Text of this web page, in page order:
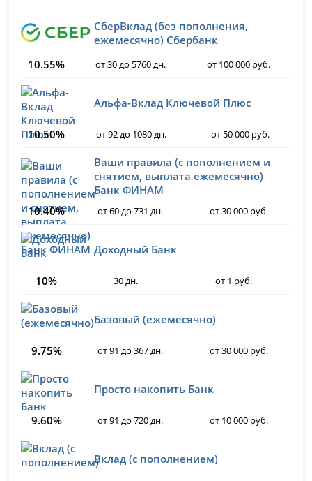
СберВклад (без пополнения,
ежемесячно) Сбербанк
10.55%
от 30 до 5760 дн. от 100 000 руб.
Альфа-Вклад Ключевой Плюс
10.50% от 92 до 1080 дн. от 50 000 руб.
Ваши правила (с пополнением и
снятием, выплата ежемесячно)
Банк ФИНАМ
10.40%
от 60 до 731 дн. от 30 000 руб.
Доходный Банк
10% 30 дн. от 1 руб.
Базовый (ежемесячно)
9.75% от 91 до 367 дн. от 30 000 руб.
Просто накопить Банк
9.60% от 91 до 720 дн. от 10 000 руб.
Вклад (с пополнением)